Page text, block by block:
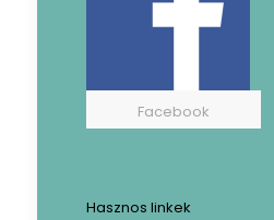
Facebook
Hasznos linkek